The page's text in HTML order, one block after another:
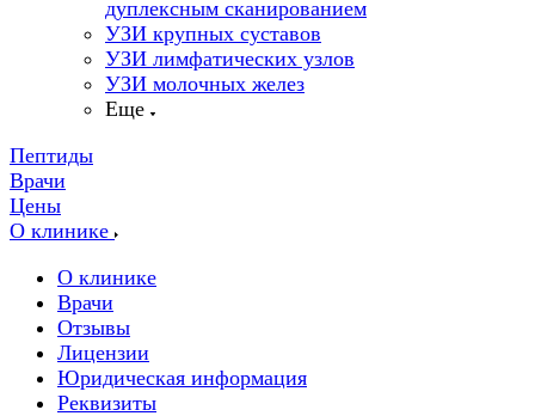
дуплексным сканированием
УЗИ крупных суставов
УЗИ лимфатических узлов
УЗИ молочных желез
Еще
Пептиды
Врачи
Цены
О клинике
О клинике
Врачи
Отзывы
Лицензии
Юридическая информация
Реквизиты